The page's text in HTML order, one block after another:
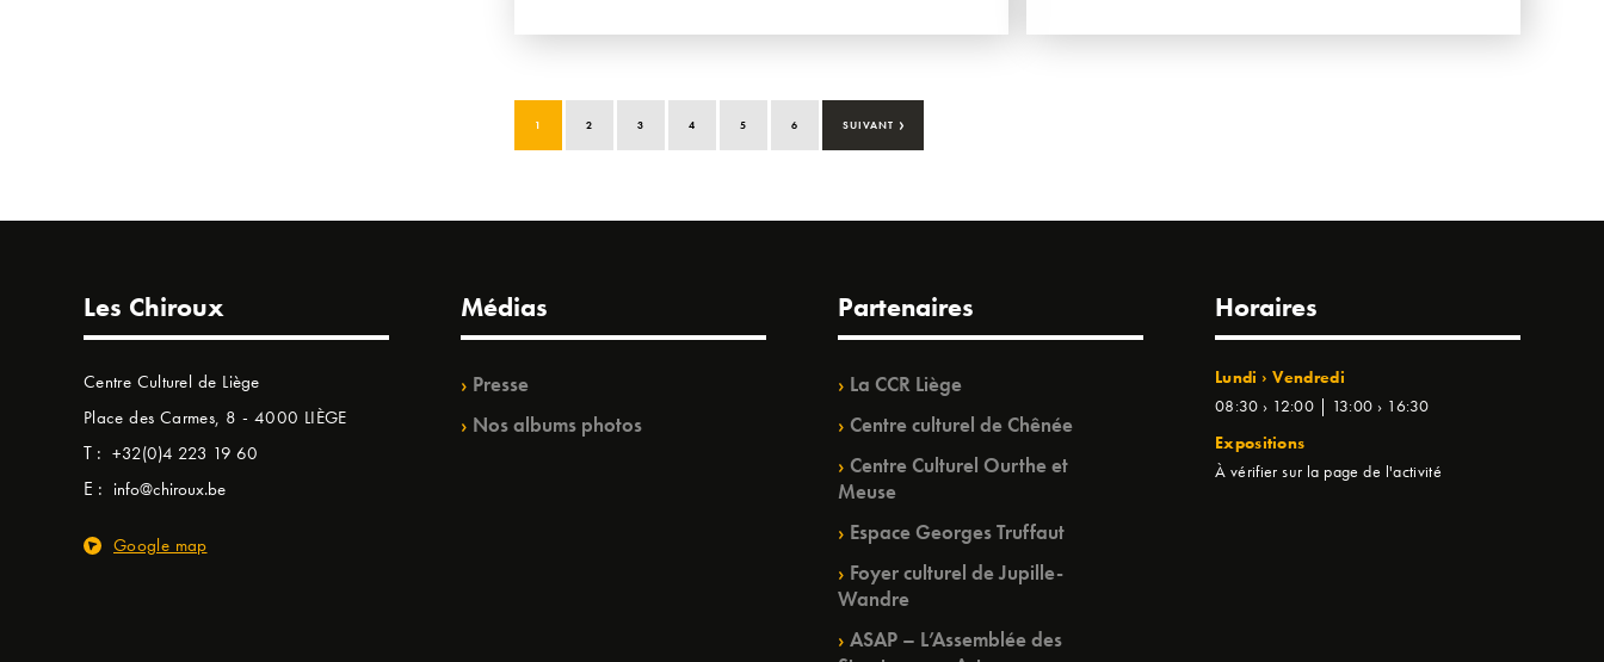
1 2 3 4 5 6 SUIVANT ›
Les Chiroux
Centre Culturel de Liège
Place des Carmes, 8 - 4000 LIÈGE
T : +32(0)4 223 19 60
E : info@chiroux.be
Google map
Médias
Presse
Nos albums photos
Partenaires
La CCR Liège
Centre culturel de Chênée
Centre Culturel Ourthe et
Meuse
Espace Georges Truffaut
Foyer culturel de Jupille-
Wandre
ASAP – L’Assemblée des
Horaires
Lundi › Vendredi
08:30 › 12:00 | 13:00 › 16:30
Expositions
À vérifier sur la page de l'activité